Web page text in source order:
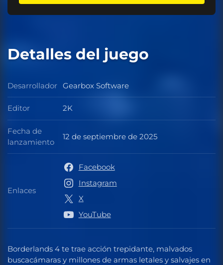
Detalles del juego
Borderlands 4 te trae acción trepidante, malvados
buscacámaras y millones de armas letales y salvajes en
Desarrollador Desarrollador
Gearbox Software
Editor Editor
2K
Fecha de
lanzamiento
Fecha de lanzamiento
12 de septiembre de 2025
Enlaces Enlaces
Facebook
Instagram
X
YouTube